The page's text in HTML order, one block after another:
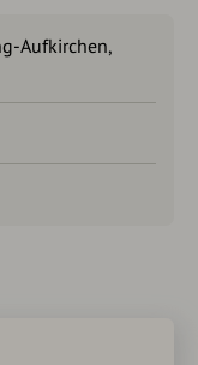
Aufkirchen,